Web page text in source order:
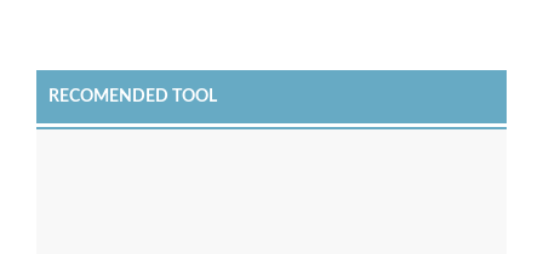
RECOMENDED TOOL